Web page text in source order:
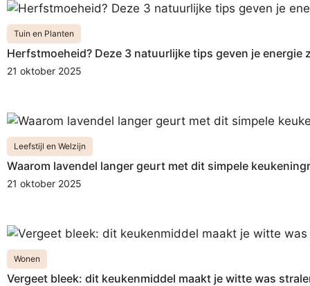
Tuin en Planten
Herfstmoeheid? Deze 3 natuurlijke tips geven je energie
21 oktober 2025
Leefstijl en Welzijn
Waarom lavendel langer geurt met dit simpele
21 oktober 2025
Wonen
Vergeet bleek: dit keukenmiddel maakt je witte was